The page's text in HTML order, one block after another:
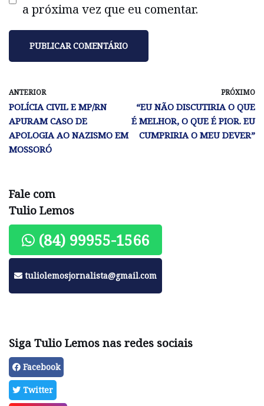
a próxima vez que eu comentar.
ANTERIOR
POLÍCIA CIVIL E MP/RN
APURAM CASO DE
APOLOGIA AO NAZISMO EM
MOSSORÓ
PRÓXIMO
“EU NÃO DISCUTIRIA O QUE
É MELHOR, O QUE É PIOR. EU
CUMPRIRIA O MEU DEVER”
Fale com
Tulio Lemos
(84) 99955-1566
tuliolemosjornalista@gmail.com
Siga Tulio Lemos nas redes sociais
Facebook
Twitter